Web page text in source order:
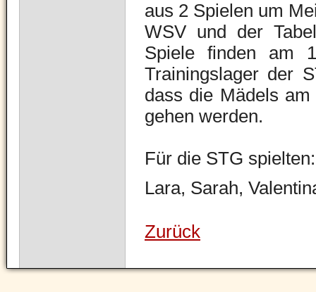
aus 2 Spielen um
WSV und der
Spiele finden am
Trainingslager der
dass die Mädels
gehen werden.
Für die STG spielten:
Lara, Sarah,
Zurück
Navigation